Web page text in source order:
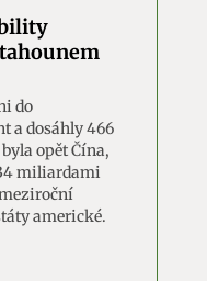
a obsahu,
do
a dosáhly 466
opět Čína,
miliardami
americké.